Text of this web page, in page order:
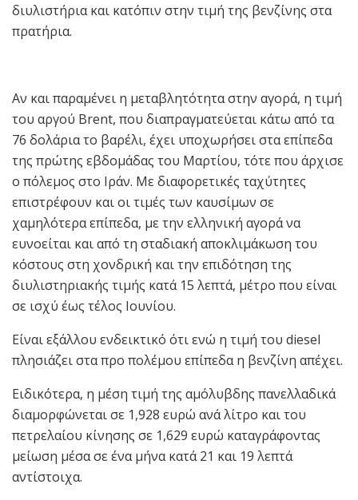
διυλιστήρια και κατόπιν στην τιμή της βενζίνης στα
πρατήρια.
Αν και παραμένει η μεταβλητότητα στην αγορά, η τιμή
του αργού Brent, που διαπραγματεύεται κάτω από τα
76 δολάρια το βαρέλι, έχει υποχωρήσει στα επίπεδα
της πρώτης εβδομάδας του Μαρτίου, τότε που άρχισε
ο πόλεμος στο Ιράν. Με διαφορετικές ταχύτητες
επιστρέφουν και οι τιμές των καυσίμων σε
χαμηλότερα επίπεδα, με την ελληνική αγορά να
ευνοείται και από τη σταδιακή αποκλιμάκωση του
κόστους στη χονδρική και την επιδότηση της
διυλιστηριακής τιμής κατά 15 λεπτά, μέτρο που είναι
σε ισχύ έως τέλος Ιουνίου.
Είναι εξάλλου ενδεικτικό ότι ενώ η τιμή του diesel
πλησιάζει στα προ πολέμου επίπεδα η βενζίνη απέχει.
Ειδικότερα, η μέση τιμή της αμόλυβδης πανελλαδικά
διαμορφώνεται σε 1,928 ευρώ ανά λίτρο και του
πετρελαίου κίνησης σε 1,629 ευρώ καταγράφοντας
μείωση μέσα σε ένα μήνα κατά 21 και 19 λεπτά
αντίστοιχα.